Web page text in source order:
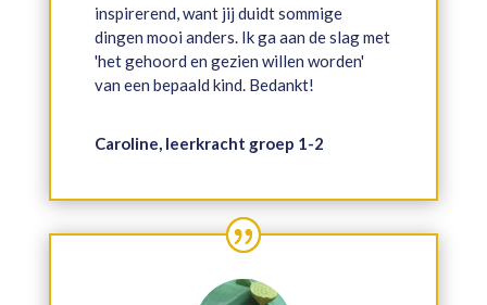
inspirerend, want jij duidt sommige
dingen mooi anders. Ik ga aan de slag met
'het gehoord en gezien willen worden'
van een bepaald kind. Bedankt!
Caroline, leerkracht groep 1-2